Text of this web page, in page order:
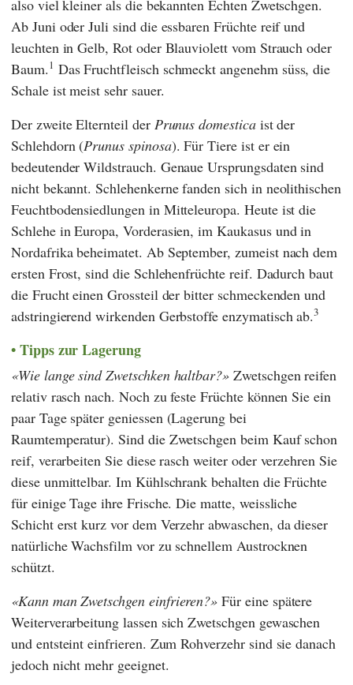
also viel kleiner als die bekannten Echten Zwetschgen.
Ab Juni oder Juli sind die essbaren Früchte reif und
leuchten in Gelb, Rot oder Blauviolett vom Strauch oder
Baum.1 Das Fruchtfleisch schmeckt angenehm süss, die
Schale ist meist sehr sauer.
Der zweite Elternteil der Prunus domesticaist der
Schlehdorn (Prunus spinosa). Für Tiere ist er ein
bedeutender Wildstrauch. Genaue Ursprungsdaten sind
nicht bekannt. Schlehenkerne fanden sich in neolithischen
Feuchtbodensiedlungen in Mitteleuropa. Heute ist die
Schlehe in Europa, Vorderasien, im Kaukasus und in
Nordafrika beheimatet. Ab September, zumeist nach dem
ersten Frost, sind die Schlehenfrüchte reif. Dadurch baut
die Frucht einen Grossteil der bitter schmeckenden und
adstringierend wirkenden Gerbstoffe enzymatisch ab.3
Tipps zur Lagerung
Wie lange sind Zwetschken haltbar? Zwetschgen reifen
relativ rasch nach. Noch zu feste Früchte können Sie ein
paar Tage später geniessen (Lagerung bei
Raumtemperatur). Sind die Zwetschgen beim Kauf schon
reif, verarbeiten Sie diese rasch weiter oder verzehren Sie
diese unmittelbar. Im Kühlschrank behalten die Früchte
für einige Tage ihre Frische. Die matte, weissliche
Schicht erst kurz vor dem Verzehr abwaschen, da dieser
natürliche Wachsfilm vor zu schnellem Austrocknen
schützt.
Kann man Zwetschgen einfrieren? Für eine spätere
Weiterverarbeitung lassen sich Zwetschgen gewaschen
und entsteint einfrieren. Zum Rohverzehr sind sie danach
jedoch nicht mehr geeignet.